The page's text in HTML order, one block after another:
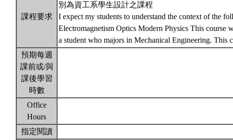
課程要求
別為資工系學生設計之課程
I expect my students to understand the context of the
Electromagnetism Optics Modern Physics This
a student who majors in Mechanical Engineering. This
預期每週
課前或/與
課後學習
時數
Office
Hours
指定閱讀